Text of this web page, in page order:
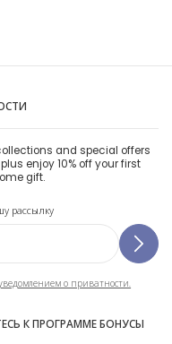
and special offers
enjoy 10% off your first
gift.
рассылку
о приватности.
К ПРОГРАММЕ БОНУСЫ